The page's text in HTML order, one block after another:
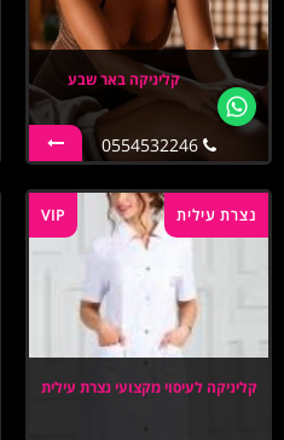
קליניקה באר שבע
0554532246
VIP נצרת עילית
קליניקה לעיסוי מקצועי נצרת עילית